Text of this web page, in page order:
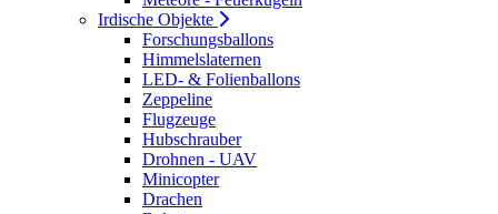
Irdische Objekte
Forschungsballons
Himmelslaternen
LED- & Folienballons
Zeppeline
Flugzeuge
Hubschrauber
Drohnen - UAV
Minicopter
Drachen